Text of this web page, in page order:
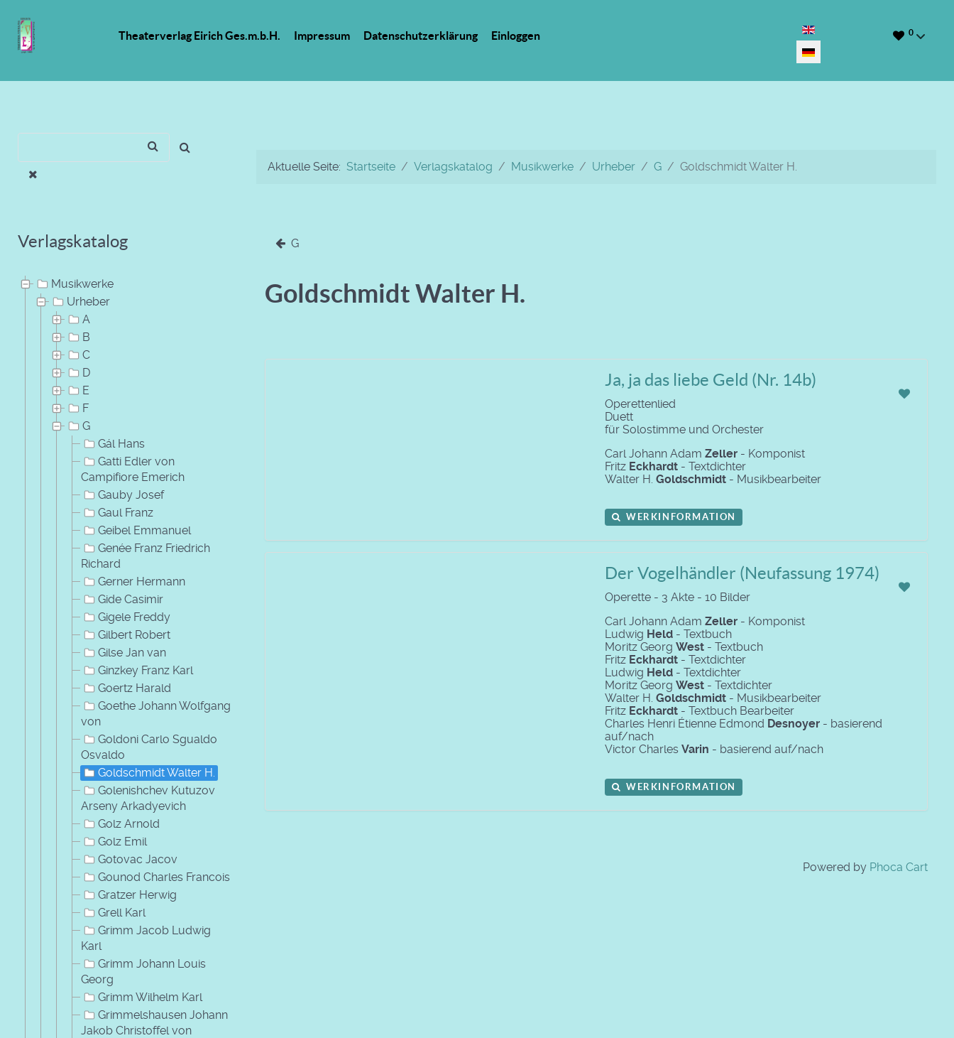
Theaterverlag Eirich Ges.m.b.H. Impressum Datenschutzerklärung Einloggen
Sprache auswählen 0
Verlagskatalog
Musikwerke
Urheber
A
B
C
D
E
F
G
Gál Hans
Gatti Edler von
Campifiore Emerich
Gauby Josef
Gaul Franz
Geibel Emmanuel
Genée Franz Friedrich
Richard
Gerner Hermann
Gide Casimir
Gigele Freddy
Gilbert Robert
Gilse Jan van
Ginzkey Franz Karl
Goertz Harald
Goethe Johann Wolfgang
von
Goldoni Carlo Sgualdo
Osvaldo
Goldschmidt Walter H.
Golenishchev Kutuzov
Arseny Arkadyevich
Golz Arnold
Golz Emil
Gotovac Jacov
Gounod Charles Francois
Gratzer Herwig
Grell Karl
Grimm Jacob Ludwig
Karl
Grimm Johann Louis
Georg
Grimm Wilhelm Karl
Grimmelshausen Johann
Jakob Christoffel von
Aktuelle Seite: Startseite Verlagskatalog Musikwerke Urheber G Goldschmidt Walter H.
G
Goldschmidt Walter H.
Ja, ja das liebe Geld (Nr. 14b)
Operettenlied
Duett
für Solostimme und Orchester
Carl Johann Adam Zeller - Komponist
Fritz Eckhardt - Textdichter
Walter H. Goldschmidt - Musikbearbeiter
WERKINFORMATION
Der Vogelhändler (Neufassung 1974)
Operette - 3 Akte - 10 Bilder
Carl Johann Adam Zeller - Komponist
Ludwig Held - Textbuch
Moritz Georg West - Textbuch
Fritz Eckhardt - Textdichter
Ludwig Held - Textdichter
Moritz Georg West - Textdichter
Walter H. Goldschmidt - Musikbearbeiter
Fritz Eckhardt - Textbuch Bearbeiter
Charles Henri Étienne Edmond Desnoyer - basierend
auf/nach
Victor Charles Varin - basierend auf/nach
WERKINFORMATION
Powered by Phoca Cart